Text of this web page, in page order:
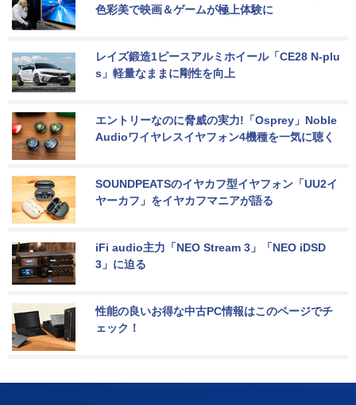
色彩美で映画＆ゲームが極上体験に
レイズ鍛造1ピースアルミホイール「CE28 N-plu
s」軽量なままに剛性を向上
エントリーなのに脅威の実力!「Osprey」Noble
Audioワイヤレスイヤフォン4機種を一気に聴く
SOUNDPEATSのイヤカフ型イヤフォン「UU2イ
ヤーカフ」をイヤカフマニアが語る
iFi audio主力「NEO Stream 3」「NEO iDSD
3」に迫る
性能の良いお得な中古PC情報はこのページでチ
ェック！